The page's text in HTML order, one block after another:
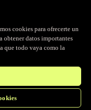
cookies para ofrecerte un
obtener datos importantes
que todo vaya como la